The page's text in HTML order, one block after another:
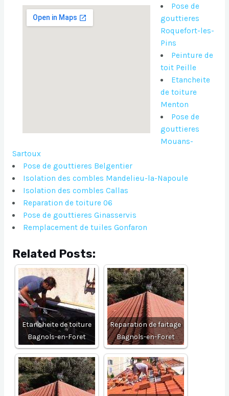
Pose de
gouttieres
Roquefort-les-
Pins
Peinture de
toit Peille
Etancheite
de toiture
Menton
Pose de
gouttieres
Mouans-
Sartoux
Pose de gouttieres Belgentier
Isolation des combles Mandelieu-la-Napoule
Isolation des combles Callas
Reparation de toiture 06
Pose de gouttieres Ginasservis
Remplacement de tuiles Gonfaron
Related Posts:
Etancheite de toiture
Bagnols-en-Foret
Reparation de faitage
Bagnols-en-Foret